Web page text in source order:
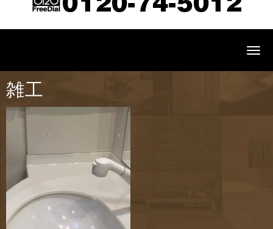
N
v
雑工